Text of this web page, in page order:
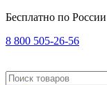
Бесплатно по России
8 800 505-26-56